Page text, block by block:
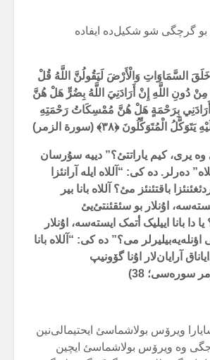
بو گرچگی شو شکیل‌دە ایفادە
السَّمَاوَاتِ وَالْأَرْضَ لَيَقُولُنَّ اللَّهُ قُلْ
مِنْ دُونِ اللَّهِ إِنْ أَرَادَنِيَ اللَّهُ بِضُرٍّ هَلْ هُنَّ
بِرَحْمَةٍ هَلْ هُنَّ مُمْسِكَاتُ رَحْمَتِهِ
يَتَوَكَّلُ الْمُتَوَكِّلُونَ ﴿۳۸﴾ (سورة الزمر)
وە یری، کیم یاراتتئ؟” دییە سۇرسان
دەرلر. دە کی: “آللاە ایلە آرانئزا
باقتئنئز مئ؟ آللاە بانا بیر
اۇنلار بو سئقئنتئ‌یئ
دا بانا اییلیک أتمک ایستەسە، اۇنلار
اؤنلەیەبیلیرلر می؟” دە کی: “آللاە بانا
آرایان‌لار اۇنا گۆونیپ
سورەسی؛ 38)
ویرۆس بولاشماسئ ایحتیمالی‌نین
وە ویرۆس بولاشماسئ ایچین